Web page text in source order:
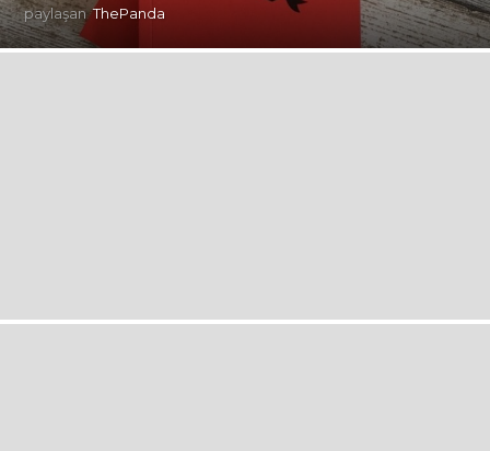
paylaşan ThePanda